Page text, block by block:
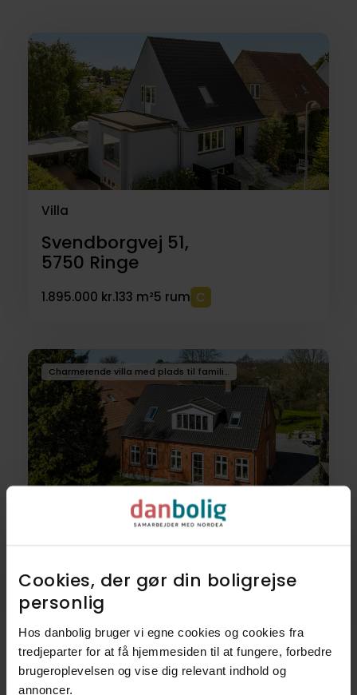
Cookies, der gør din boligrejse
personlig​
Hos danbolig bruger vi egne cookies og cookies fra
tredjeparter for at få hjemmesiden til at fungere, forbedre
brugeroplevelsen og vise dig relevant indhold og
annoncer.​
Villa
Svendborgvej 51,
5750 Ringe
1.895.000 kr.133 m²5 rum
Charmerende villa med plads til familielivet
5750Ringe
2.295.000 kr.